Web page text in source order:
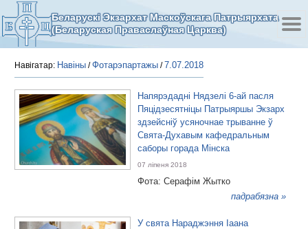
Беларускі Экзархат Маскоўскага Патрыярхата
(Беларуская Праваслаўная Царква)
Навігатар: Навіны /Фотарэпартажы /7.07.2018
Напярэдадні Нядзелі 6-ай пасля
Пяцідзесятніцы Патрыяршы Экзарх
здзейсніў усяночнае трыванне ў
Свята-Духавым кафедральным
саборы горада Мінска
07 ліпеня 2018
Фота: Серафім Жытко
падрабязна »
У свята Нараджэння Іаана